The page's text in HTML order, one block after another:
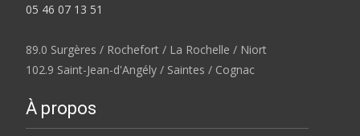
05 46 07 13 51
89.0 Surgères / Rochefort / La Rochelle / Niort
102.9 Saint-Jean-d'Angély / Saintes / Cognac
À propos